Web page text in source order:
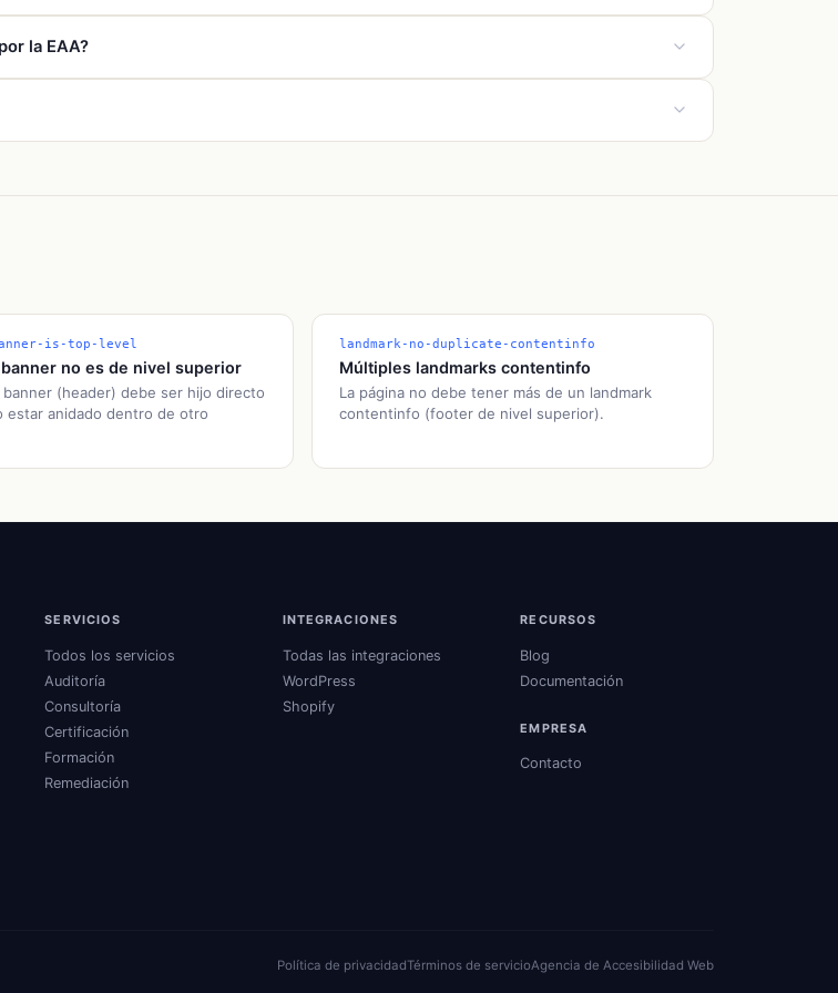
Europea de Accesibilidad (EAA).
la EAA?
de estos requisitos, por lo que corregir el error landmark-complementary-is-top-level es
is-top-level
no es de nivel superior
banner (header) debe ser hijo directo
estar anidado dentro de otro
landmark-no-duplicate-contentinfo
Múltiples landmarks contentinfo
La página no debe tener más de un landmark
contentinfo (footer de nivel superior).
SERVICIOS
Todos los servicios
Auditoría
Consultoría
Certificación
Formación
Remediación
INTEGRACIONES
Todas las integraciones
WordPress
Shopify
RECURSOS
Blog
Documentación
EMPRESA
Contacto
Política de privacidadTérminos de servicioAgencia de Accesibilidad Web